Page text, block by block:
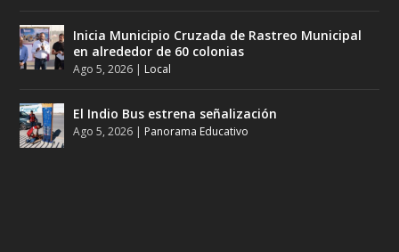
Inicia Municipio Cruzada de Rastreo Municipal
en alrededor de 60 colonias
Ago 5, 2026 | Local
El Indio Bus estrena señalización
Ago 5, 2026 | Panorama Educativo